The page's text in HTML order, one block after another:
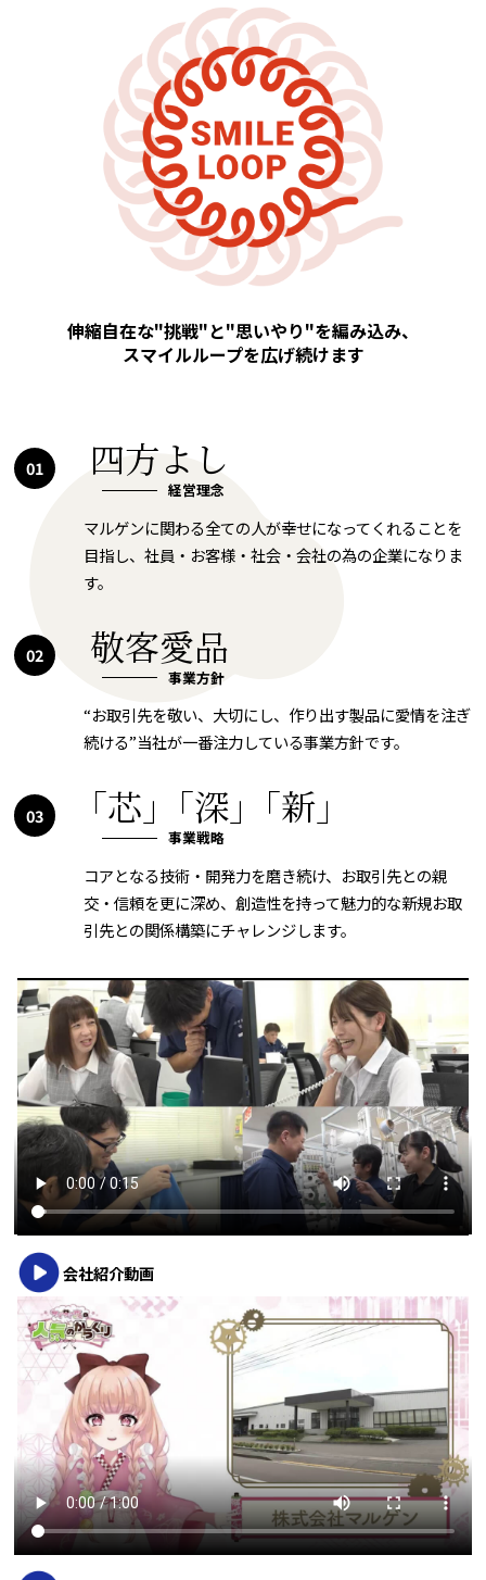
伸縮自在な"挑戦"と"思いやり"を編み込み、
スマイルループを広げ続けます
01 四方よし
経営理念
マルゲンに関わる全ての人が幸せになってくれることを
目指し、 社員・お客様・社会・会社の為の企業になりま
す。
02 敬客愛品
事業方針
“お取引先を敬い、大切にし、作り出す製品に愛情を注ぎ
続ける”当社が一番注力している事業方針です。
03 「芯 」 「深」 「新」
事業戦略
コアとなる技術・開発力を磨き続け、お取引先との親
交・信頼を更に深め、 創造性を持って魅力的な新規お取
引先との関係構築にチャレンジします。
会社紹介動画